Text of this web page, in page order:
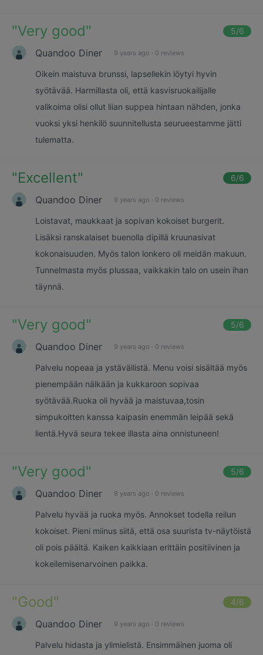
"Very good" 5/6
Quandoo Diner 9 years ago · 0 reviews
Oikein maistuva brunssi, lapsellekin löytyi hyvin
syötävää. Harmillasta oli, että kasvisruokailijalle
valikoima olisi ollut liian suppea hintaan nähden, jonka
vuoksi yksi henkilö suunnitellusta seurueestamme jätti
tulematta.
"Excellent" 6/6
Quandoo Diner 9 years ago · 0 reviews
Loistavat, maukkaat ja sopivan kokoiset burgerit.
Lisäksi ranskalaiset buenolla dipillä kruunasivat
kokonaisuuden. Myös talon lonkero oli meidän makuun.
Tunnelmasta myös plussaa, vaikkakin talo on usein ihan
täynnä.
"Very good" 5/6
Quandoo Diner 9 years ago · 0 reviews
Palvelu nopeaa ja ystävällistä. Menu voisi sisältää myös
pienempään nälkään ja kukkaroon sopivaa
syötävää.Ruoka oli hyvää ja maistuvaa,tosin
simpukoitten kanssa kaipasin enemmän leipää sekä
lientä.Hyvä seura tekee illasta aina onnistuneen!
"Very good" 5/6
Quandoo Diner 9 years ago · 0 reviews
Palvelu hyvää ja ruoka myös. Annokset todella reilun
kokoiset. Pieni miinus siitä, että osa suurista tv-näytöistä
oli pois päältä. Kaiken kaikkiaan erittäin positiivinen ja
kokeilemisenarvoinen paikka.
"Good" 4/6
Quandoo Diner 9 years ago · 0 reviews
Palvelu hidasta ja ylimielistä. Ensimmäinen juoma oli